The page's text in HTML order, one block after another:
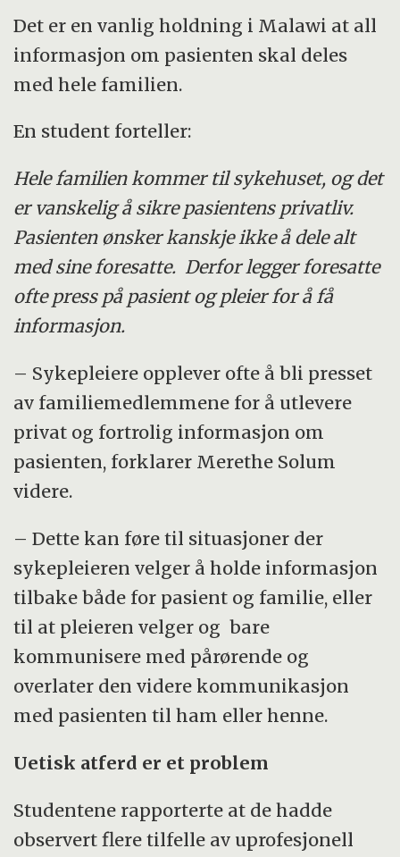
Det er en vanlig holdning i Malawi at all
informasjon om pasienten skal deles
med hele familien.
En student forteller:
Hele familien kommer til sykehuset, og det
er vanskelig å sikre pasientens privatliv.
Pasienten ønsker kanskje ikke å dele alt
med sine foresatte. Derfor legger foresatte
ofte press på pasient og pleier for å få
informasjon.
– Sykepleiere opplever ofte å bli presset
av familiemedlemmene for å utlevere
privat og fortrolig informasjon om
pasienten, forklarer Merethe Solum
videre.
– Dette kan føre til situasjoner der
sykepleieren velger å holde informasjon
tilbake både for pasient og familie, eller
til at pleieren velger og bare
kommunisere med pårørende og
overlater den videre kommunikasjon
med pasienten til ham eller henne.
Uetisk atferd er et problem
Studentene rapporterte at de hadde
observert flere tilfelle av uprofesjonell